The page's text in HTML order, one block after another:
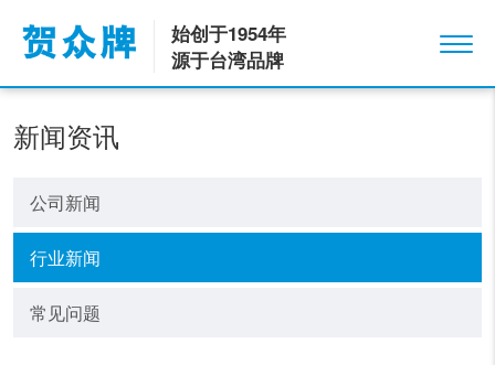
始创于1954年
源于台湾品牌
新闻资讯
公司新闻
行业新闻
常见问题